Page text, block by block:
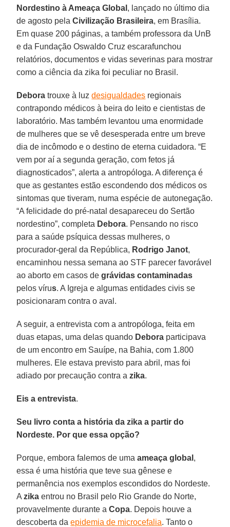
Nordestino à Ameaça Global , lançado no último dia
de agosto pelaCivilização Brasileira, em Brasília.
Em quase 200 páginas, a também professora da UnB
e da Fundação Oswaldo Cruz escarafunchou
relatórios, documentos e vidas severinas para mostrar
como a ciência da zika foi peculiar no Brasil.
Debora trouxe à luzdesigualdades regionais
contrapondo médicos à beira do leito e cientistas de
laboratório. Mas também levantou uma enormidade
de mulheres que se vê desesperada entre um breve
dia de incômodo e o destino de eterna cuidadora. “E
vem por aí a segunda geração, com fetos já
diagnosticados”, alerta a antropóloga. A diferença é
que as gestantes estão escondendo dos médicos os
sintomas que tiveram, numa espécie de autonegação.
“A felicidade do pré-natal desapareceu do Sertão
nordestino”, completa Debora. Pensando no risco
para a saúde psíquica dessas mulheres, o
procurador-geral da República, Rodrigo Janot,
encaminhou nessa semana ao STF parecer favorável
ao aborto em casos degrávidas contaminadas
pelos vírus. A Igreja e algumas entidades civis se
posicionaram contra o aval.
A seguir, a entrevista com a antropóloga, feita em
duas etapas, uma delas quando Debora participava
de um encontro em Sauípe, na Bahia, com 1.800
mulheres. Ele estava previsto para abril, mas foi
adiado por precaução contra azika.
Eis a entrevista.
Seu livro conta a história da zika a partir do
Nordeste. Por que essa opção?
Porque, embora falemos de uma ameaça global ,
essa é uma história que teve sua gênese e
permanência nos exemplos escondidos do Nordeste.
Azika entrou no Brasil pelo Rio Grande do Norte,
provavelmente durante aCopa. Depois houve a
descoberta daepidemia de microcefalia. Tanto o